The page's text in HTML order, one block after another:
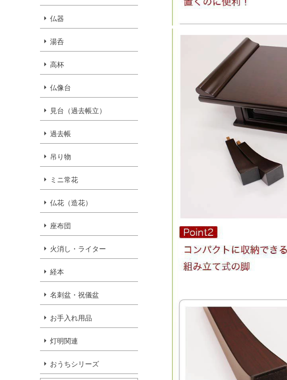
仏器
湯呑
高杯
仏像台
見台（過去帳立）
過去帳
吊り物
ミニ常花
仏花（造花）
座布団
火消し・ライター
経本
名刺盆・祝儀盆
お手入れ用品
灯明関連
おうちシリーズ